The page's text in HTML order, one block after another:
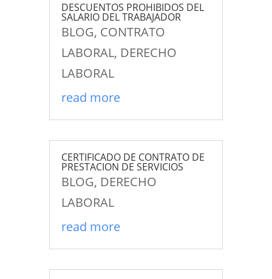
DESCUENTOS PROHIBIDOS DEL
SALARIO DEL TRABAJADOR
BLOG, CONTRATO
LABORAL, DERECHO
LABORAL
read more
CERTIFICADO DE CONTRATO DE
PRESTACION DE SERVICIOS
BLOG, DERECHO
LABORAL
read more